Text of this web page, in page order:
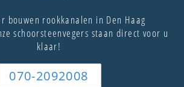
bouwen rookkanalen in Den Haag
schoorsteenvegers staan direct voor u
klaar!
070-2092008